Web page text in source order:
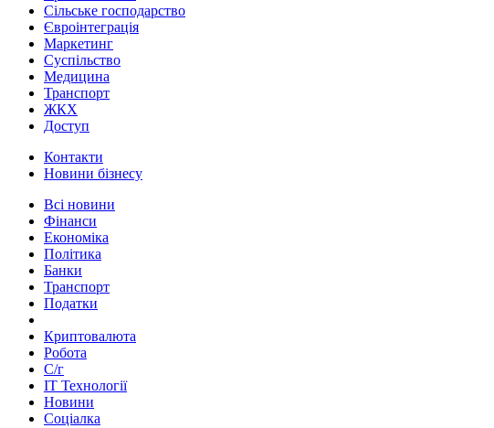
Сільське господарство
Євроінтеграція
Маркетинг
Суспільство
Медицина
Транспорт
ЖКХ
Доступ
Контакти
Новини бізнесу
Всі новини
Фінанси
Економіка
Політика
Банки
Транспорт
Податки
Криптовалюта
Робота
С/г
ІТ Технології
Новини
Соціалка